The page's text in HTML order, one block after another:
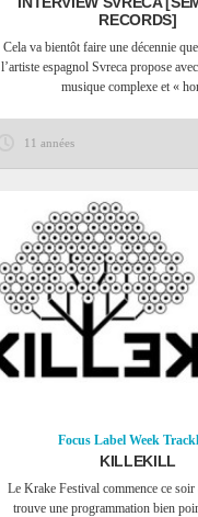
RECORDS]
Cela va bientôt faire une décennie
l’artiste espagnol Svreca propose
musique complexe et «
11 années
Focus Label Week
KILLEKILL
Le Krake Festival commence ce
trouve une programmation bien